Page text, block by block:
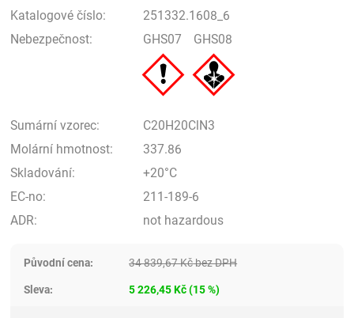
Katalogové číslo:
251332.1608_6
Nebezpečnost:
GHS07 GHS08
Sumární vzorec:
C20H20ClN3
Molární hmotnost:
337.86
Skladování:
+20°C
EC-no:
211-189-6
ADR:
not hazardous
Původní cena: 34 839,67Kčbez DPH
Sleva: 5 226,45Kč(15%)